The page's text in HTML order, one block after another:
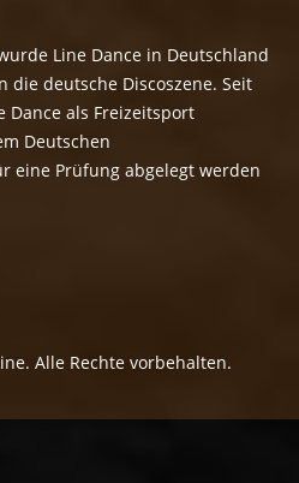
Line Dance in Deutschland
deutsche Discoszene. Seit
Dance als Freizeitsport
Deutschen
eine Prüfung abgelegt werden
Alle Rechte vorbehalten.